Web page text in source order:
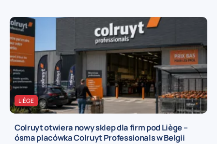
LIÈGE
Colruyt otwiera nowy sklep dla firm pod Liège –
ósma placówka Colruyt Professionals w Belgii